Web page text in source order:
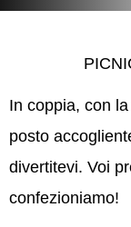
In coppia, con
posto
divertitevi. Voi
confezioniamo!